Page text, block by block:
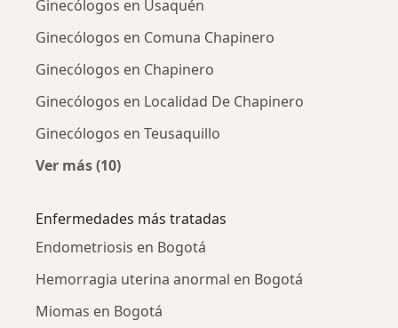
Ginecólogos en Usaquén
Ginecólogos en Comuna Chapinero
Ginecólogos en Chapinero
Ginecólogos en Localidad De Chapinero
Ginecólogos en Teusaquillo
Ver más (10)
Enfermedades más tratadas
Endometriosis en Bogotá
Hemorragia uterina anormal en Bogotá
Miomas en Bogotá